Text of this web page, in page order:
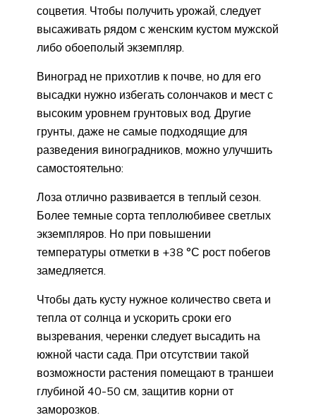
соцветия. Чтобы получить урожай, следует
высаживать рядом с женским кустом мужской
либо обоеполый экземпляр.
Виноград не прихотлив к почве, но для его
высадки нужно избегать солончаков и мест с
высоким уровнем грунтовых вод. Другие
грунты, даже не самые подходящие для
разведения виноградников, можно улучшить
самостоятельно:
Лоза отлично развивается в теплый сезон.
Более темные сорта теплолюбивее светлых
экземпляров. Но при повышении
температуры отметки в +38 °С рост побегов
замедляется.
Чтобы дать кусту нужное количество света и
тепла от солнца и ускорить сроки его
вызревания, черенки следует высадить на
южной части сада. При отсутствии такой
возможности растения помещают в траншеи
глубиной 40-50 см, защитив корни от
заморозков.